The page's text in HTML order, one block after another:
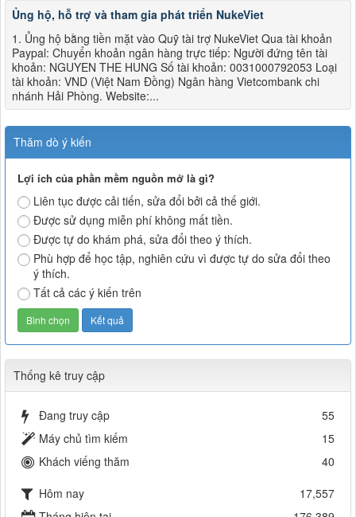
Ủng hộ, hỗ trợ và tham gia phát triển NukeViet
1. Ủng hộ bằng tiền mặt vào Quỹ tài trợ NukeViet Qua tài khoản
Paypal: Chuyển khoản ngân hàng trực tiếp: Người đứng tên tài
khoản: NGUYEN THE HUNG Số tài khoản: 0031000792053 Loại
tài khoản: VND (Việt Nam Đồng) Ngân hàng Vietcombank chi
nhánh Hải Phòng. Website:...
Thăm dò ý kiến
Lợi ích của phần mềm nguồn mở là gì?
Liên tục được cải tiến, sửa đổi bởi cả thế giới.
Được sử dụng miễn phí không mất tiền.
Được tự do khám phá, sửa đổi theo ý thích.
Phù hợp để học tập, nghiên cứu vì được tự do sửa đổi theo
ý thích.
Tất cả các ý kiến trên
Thống kê truy cập
Đang truy cập
55
Máy chủ tìm kiếm
15
Khách viếng thăm
40
Hôm nay
17,557